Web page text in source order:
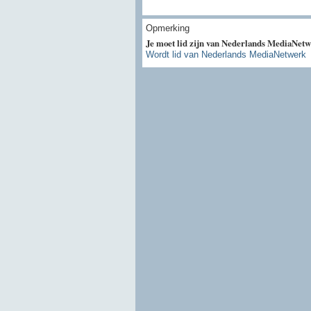
Opmerking
Je moet lid zijn van Nederlands
Wordt lid van Nederlands MediaNetwerk